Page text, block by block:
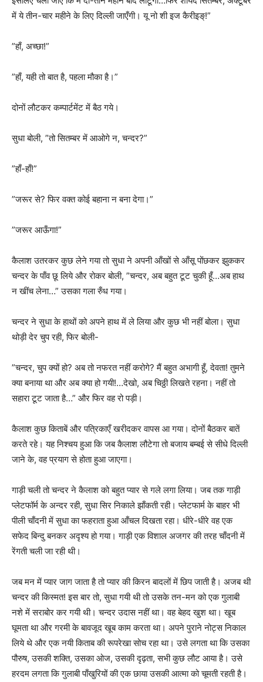
में ये तीन-चार महीने के लिए दिल्ली जाएँगी। यू नो शी इज कैरीइङ्!”
”हाँ, अच्छा!”
”हाँ, यही तो बात है, पहला मौका है।”
दोनों लौटकर कम्पार्टमेंट में बैठ गये।
सुधा बोली, ”तो सितम्बर में आओगे न, चन्दर?”
”हाँ-हाँ!”
”जरूर से? फिर वक्त कोई बहाना न बना देगा।”
”जरूर आऊँगा!”
कैलाश उतरकर कुछ लेने गया तो सुधा ने अपनी आँखों से आँसू पोंछकर झुककर
चन्दर के पाँव छू लिये और रोकर बोली, ”चन्दर, अब बहुत टूट चुकी हूँ…अब हाथ
न खींच लेना…” उसका गला रुँध गया।
चन्दर ने सुधा के हाथों को अपने हाथ में ले लिया और कुछ भी नहीं बोला। सुधा
थोड़ी देर चुप रही, फिर बोली-
”चन्दर, चुप क्यों हो? अब तो नफरत नहीं करोगे? मैं बहुत अभागी हूँ, देवता! तुमने
क्या बनाया था और अब क्या हो गयी!…देखो, अब चिठ्ठी लिखते रहना। नहीं तो
सहारा टूट जाता है…” और फिर वह रो पड़ी।
कैलाश कुछ किताबें और पत्रिकाएँ खरीदकर वापस आ गया। दोनों बैठकर बातें
करते रहे। यह निश्चय हुआ कि जब कैलाश लौटेगा तो बजाय बम्बई से सीधे दिल्ली
जाने के, वह प्रयाग से होता हुआ जाएगा।
गाड़ी चली तो चन्दर ने कैलाश को बहुत प्यार से गले लगा लिया। जब तक गाड़ी
प्लेटफॉर्म के अन्दर रही, सुधा सिर निकाले झाँकती रही। प्लेटफार्म के बाहर भी
पीली चाँदनी में सुधा का फहराता हुआ आँचल दिखता रहा। धीरे-धीरे वह एक
सफेद बिन्दु बनकर अदृश्य हो गया। गाड़ी एक विशाल अजगर की तरह चाँदनी में
रेंगती चली जा रही थी।
जब मन में प्यार जाग जाता है तो प्यार की किरन बादलों में छिप जाती है। अजब थी
चन्दर की किस्मत! इस बार तो, सुधा गयी थी तो उसके तन-मन को एक गुलाबी
नशे में सराबोर कर गयी थी। चन्दर उदास नहीं था। वह बेहद खुश था। खूब
घूमता था और गरमी के बावजूद खूब काम करता था। अपने पुराने नोट्स निकाल
लिये थे और एक नयी किताब की रूपरेखा सोच रहा था। उसे लगता था कि उसका
पौरुष, उसकी शक्ति, उसका ओज, उसकी दृढ़ता, सभी कुछ लौट आया है। उसे
हरदम लगता कि गुलाबी पाँखुरियों की एक छाया उसकी आत्मा को चूमती रहती है।